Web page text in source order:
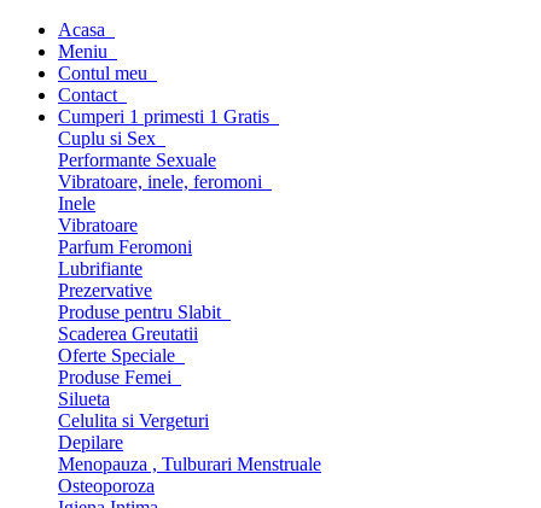
Acasa
Meniu
Contul meu
Contact
Cumperi 1 primesti 1 Gratis
Cuplu si Sex
Performante Sexuale
Vibratoare, inele, feromoni
Inele
Vibratoare
Parfum Feromoni
Lubrifiante
Prezervative
Produse pentru Slabit
Scaderea Greutatii
Oferte Speciale
Produse Femei
Silueta
Celulita si Vergeturi
Depilare
Menopauza , Tulburari Menstruale
Osteoporoza